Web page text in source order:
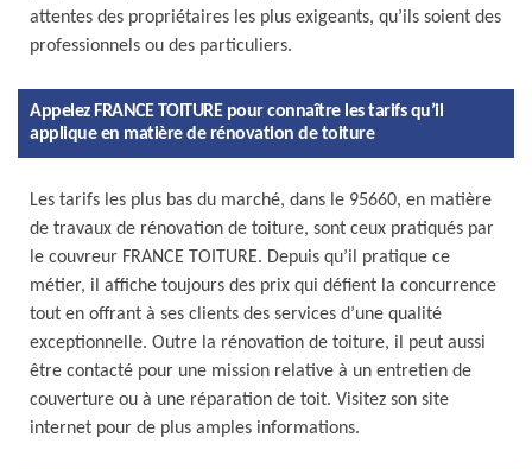
attentes des propriétaires les plus exigeants, qu’ils soient des
professionnels ou des particuliers.
Appelez FRANCE TOITURE pour connaître les tarifs qu’il
applique en matière de rénovation de toiture
Les tarifs les plus bas du marché, dans le 95660, en matière
de travaux de rénovation de toiture, sont ceux pratiqués par
le couvreur FRANCE TOITURE. Depuis qu’il pratique ce
métier, il affiche toujours des prix qui défient la concurrence
tout en offrant à ses clients des services d’une qualité
exceptionnelle. Outre la rénovation de toiture, il peut aussi
être contacté pour une mission relative à un entretien de
couverture ou à une réparation de toit. Visitez son site
internet pour de plus amples informations.